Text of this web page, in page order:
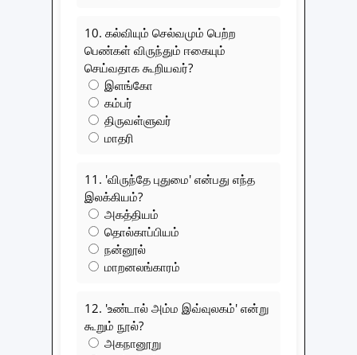
10. கல்வியும் செல்வமும் பெற்ற
பெண்கள் விருந்தும் ஈகையும்
செய்வதாக கூறியவர்?
இளங்கோ
கம்பர்
திருவள்ளுவர்
மாதரி
11. 'விருந்தே புதுமை' என்பது எந்த
இலக்கியம்?
அகத்தியம்
தொல்காப்பியம்
நன்னூல்
மாறனலங்காரம்
12. 'உண்டால் அம்ம இவ்வுலகம்' என்று
கூறும் நூல்?
அகநானூறு